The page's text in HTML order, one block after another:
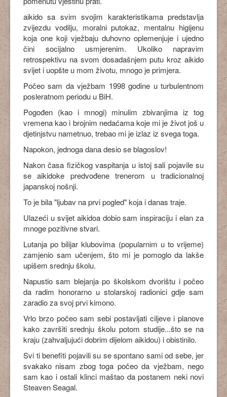
aikido sa svim svojim karakteristikama predstavlja
zvijezdu vodilju, moralni putokaz, mentalnu higijenu
koja one koji vježbaju duhovno oplemenjuje i ujedno
čini socijalno usmjerenim. Ukoliko napravim
retrospektivu na svom dosadašnjem putu kroz aikido
svijet i uopšte u mom životu, mnogo je primjera.
Počeo sam da vježbam 1998 godine u turbulentnom
posleratnom periodu u BiH.
Pogođen (kao i mnogi) minulim zbivanjima iz tog
vremena kao i brojnim nedaćama koje mi je život još u
djetinjstvu nametnuo, trebao mi je izlaz iz svega toga.
Napokon, jednoga dana desio se blagoslov!
Nakon časa fizičkog vaspitanja u istoj sali pojavile su
se aikidoke predvođene trenerom u tradicionalnoj
japanskoj nošnji.
To je bila "ljubav na prvi pogled" koja i danas traje.
Ulazeći u svijet aikidoa dobio sam inspiraciju i elan za
mnoge pozitivne stvari.
Lutanja po bilijar klubovima (popularnim u to vrijeme)
zamjenio sam učenjem, što mi je pomoglo da lakše
upišem srednju školu.
Napustio sam blejanja po školskom dvorištu i počeo
da radim honorarno u stolarskoj radionici gdje sam
zaradio za svoj prvi kimono.
Vrlo brzo počeo sam sebi postavljati ciljeve i planove
kako završiti srednju školu potom studije...što se na
kraju (zahvaljujući dobrim dijelom aikidou) i obistinilo.
Svi ti benefiti pojavili su se spontano sami od sebe, jer
svakako nisam zbog toga počeo da vježbam, nego
sam kao i ostali klinci maštao da postanem neki novi
Steaven Seagal.